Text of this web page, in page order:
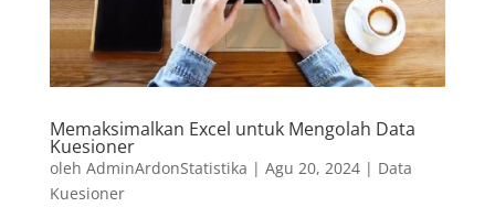
Memaksimalkan Excel untuk Mengolah Data
Kuesioner
oleh AdminArdonStatistika | Agu 20, 2024| Data
Kuesioner